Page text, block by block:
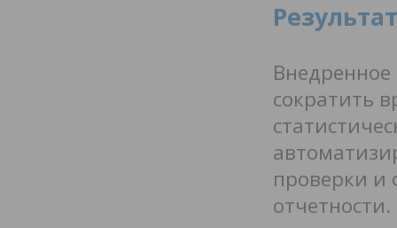
Результат
сократить
проверки и
отчетности.